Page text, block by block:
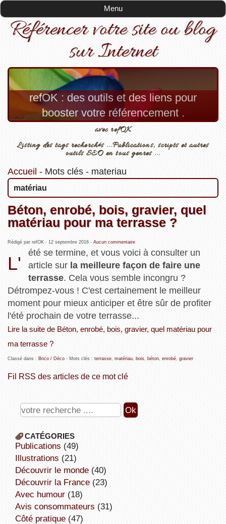
Menu
Référencer votre site ou blog
sur Internet
refOK : des outils et des liens pour
booster votre référencement .
avec refOK
Listing des tags recherchés ...Publications, scripts et autres
outils SEO en tous genres ...
Accueil - Mots clés- materiau
matériau
Béton, enrobé, bois, gravier, quel
matériau pour ma terrasse ?
Rédigé par refOK - 12 septembre 2016- Aucun commentaire
L'
été se termine, et vous voici à consulter un
article sur la meilleure façon de faire une
terrasse. Cela vous semble incongru ?
Détrompez-vous ! C'est certainement le meilleur
moment pour mieux anticiper et être sûr de profiter
l'été prochain de votre terrasse...
Lire la suite de Béton, enrobé, bois, gravier, quel matériau pour
ma terrasse ?
Classé dans : Brico / Déco- Mots clés : terrasse, matériau, bois, béton, enrobé, gravier
Fil RSS des articles de ce mot clé
CATÉGORIES
publications (49)
illustrations (21)
découvrir le monde(40)
découvrir la France(23)
avec humour(18)
avis consommateurs (31)
côté pratique(47)